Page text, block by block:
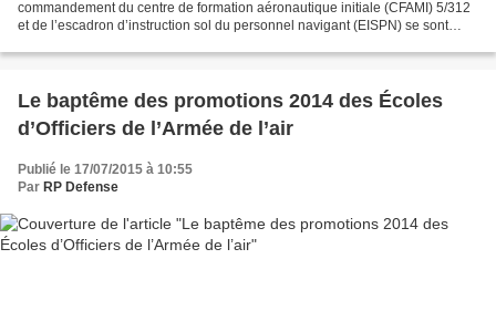
commandement du centre de formation aéronautique initiale (CFAMI) 5/312
et de l’escadron d’instruction sol du personnel navigant (EISPN) se sont
Le baptême des promotions 2014 des Écoles
d’Officiers de l’Armée de l’air
Publié le 17/07/2015 à 10:55
Par RP Defense